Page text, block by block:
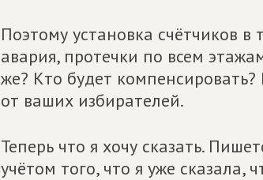
Поэтому установка счётчиков
авария, протечки по всем
же? Кто будет
от ваших избирателей.
Теперь что я хочу сказать.
учётом того, что я уже